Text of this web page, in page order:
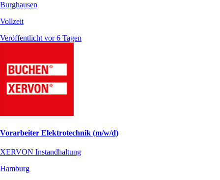
Burghausen
Vollzeit
Veröffentlicht vor 6 Tagen
Vorarbeiter Elektrotechnik (m/w/d)
XERVON Instandhaltung
Hamburg